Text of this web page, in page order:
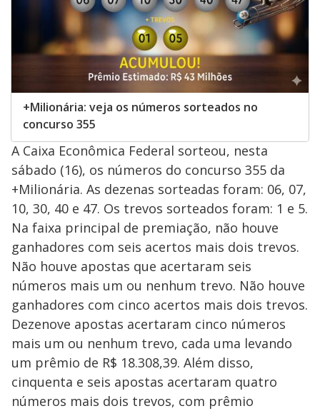
+Milionária: veja os números sorteados no
concurso 355
A Caixa Econômica Federal sorteou, nesta
sábado (16), os números do concurso 355 da
+Milionária. As dezenas sorteadas foram: 06, 07,
10, 30, 40 e 47. Os trevos sorteados foram: 1 e 5.
Na faixa principal de premiação, não houve
ganhadores com seis acertos mais dois trevos.
Não houve apostas que acertaram seis
números mais um ou nenhum trevo. Não houve
ganhadores com cinco acertos mais dois trevos.
Dezenove apostas acertaram cinco números
mais um ou nenhum trevo, cada uma levando
um prêmio de R$ 18.308,39. Além disso,
cinquenta e seis apostas acertaram quatro
números mais dois trevos, com prêmio